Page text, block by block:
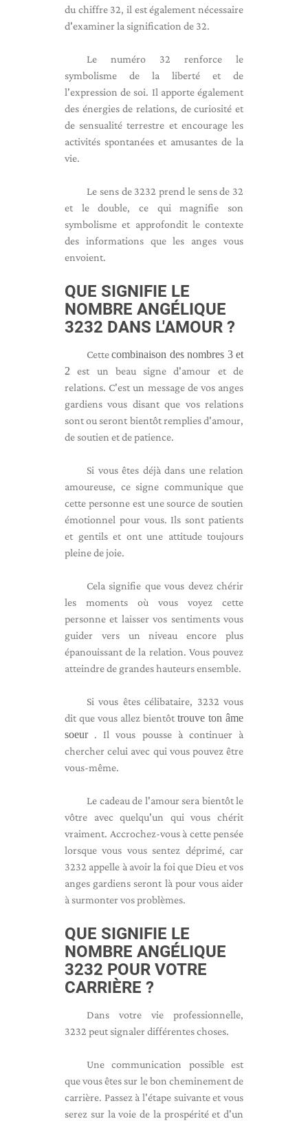
du chiffre 32, il est également nécessaire
d'examiner la signification de 32.
Le numéro 32 renforce le
symbolisme de la liberté et de
l'expression de soi. Il apporte également
des énergies de relations, de curiosité et
de sensualité terrestre et encourage les
activités spontanées et amusantes de la
vie.
Le sens de 3232 prend le sens de 32
et le double, ce qui magnifie son
symbolisme et approfondit le contexte
des informations que les anges vous
envoient.
QUE SIGNIFIE LE
NOMBRE ANGÉLIQUE
3232 DANS L'AMOUR ?
Cettecombinaison des nombres 3 et
2 est un beau signe d'amour et de
relations. C'est un message de vos anges
gardiens vous disant que vos relations
sont ou seront bientôt remplies d'amour,
de soutien et de patience.
Si vous êtes déjà dans une relation
amoureuse, ce signe communique que
cette personne est une source de soutien
émotionnel pour vous. Ils sont patients
et gentils et ont une attitude toujours
pleine de joie.
Cela signifie que vous devez chérir
les moments où vous voyez cette
personne et laisser vos sentiments vous
guider vers un niveau encore plus
épanouissant de la relation. Vous pouvez
atteindre de grandes hauteurs ensemble.
Si vous êtes célibataire, 3232 vous
dit que vous allez bientôt trouve ton âme
soeur. Il vous pousse à continuer à
chercher celui avec qui vous pouvez être
vous-même.
Le cadeau de l'amour sera bientôt le
vôtre avec quelqu'un qui vous chérit
vraiment. Accrochez-vous à cette pensée
lorsque vous vous sentez déprimé, car
3232 appelle à avoir la foi que Dieu et vos
anges gardiens seront là pour vous aider
à surmonter vos problèmes.
QUE SIGNIFIE LE
NOMBRE ANGÉLIQUE
3232 POUR VOTRE
CARRIÈRE ?
Dans votre vie professionnelle,
3232 peut signaler différentes choses.
Une communication possible est
que vous êtes sur le bon cheminement de
carrière. Passez à l'étape suivante et vous
serez sur la voie de la prospérité et d'un